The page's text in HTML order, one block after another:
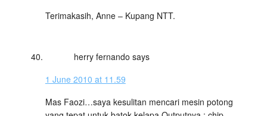
Terimakasih, Anne – Kupang NTT.
herry fernando says
1 June 2010 at 11.59
Mas Faozi…saya kesulitan mencari mesin potong